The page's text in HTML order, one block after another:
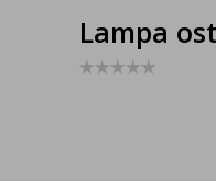
Konfigurator LED
Skompletuj oświetlenie
swojego ciągnika
Lampa